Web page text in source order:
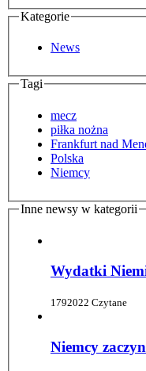
Kategorie
News
Tagi
mecz
piłka nożna
Frankfurt nad
Polska
Niemcy
Inne newsy w kategorii
Wydatki
1792022 Czytane
Niemcy